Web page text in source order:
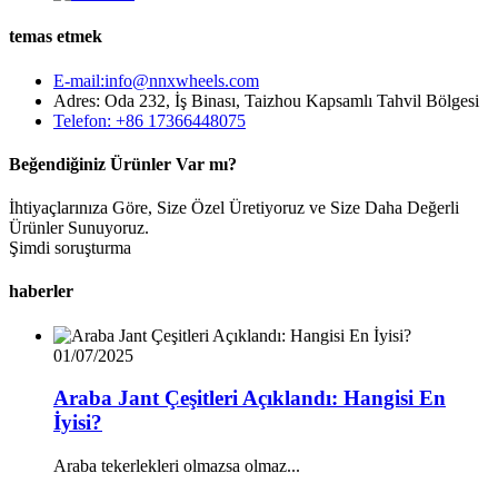
temas etmek
E-mail:info@nnxwheels.com
Adres: Oda 232, İş Binası, Taizhou Kapsamlı Tahvil Bölgesi
Telefon: +86 17366448075
Beğendiğiniz Ürünler Var mı?
İhtiyaçlarınıza Göre, Size Özel Üretiyoruz ve Size Daha Değerli
Ürünler Sunuyoruz.
Şimdi soruşturma
haberler
01/07/2025
Araba Jant Çeşitleri Açıklandı: Hangisi En
İyisi?
Araba tekerlekleri olmazsa olmaz...